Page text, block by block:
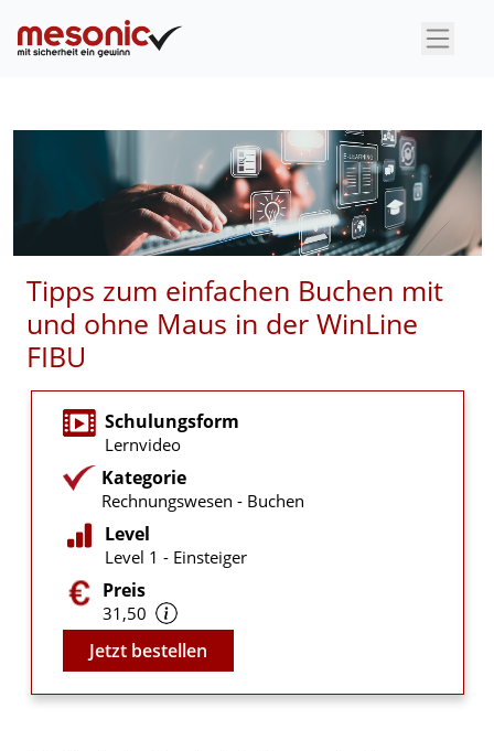
×
Tipps zum einfachen Buchen mit
und ohne Maus in der WinLine
FIBU
Schulungsform
Lernvideo
Kategorie
Rechnungswesen - Buchen
Level
Level 1 - Einsteiger
Preis
31,50
Video
Jetzt bestellen